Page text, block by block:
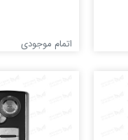
اتمام موجودی